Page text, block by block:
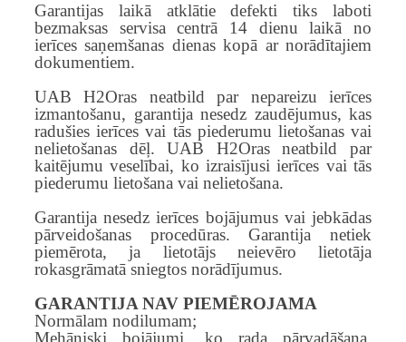
Garantijas laikā atklātie defekti tiks laboti
bezmaksas servisa centrā 14 dienu laikā no
ierīces saņemšanas dienas kopā ar norādītajiem
dokumentiem.
UAB H2Oras neatbild par nepareizu ierīces
izmantošanu, garantija nesedz zaudējumus, kas
radušies ierīces vai tās piederumu lietošanas vai
nelietošanas dēļ. UAB H2Oras neatbild par
kaitējumu veselībai, ko izraisījusi ierīces vai tās
piederumu lietošana vai nelietošana.
Garantija nesedz ierīces bojājumus vai jebkādas
pārveidošanas procedūras. Garantija netiek
piemērota, ja lietotājs neievēro lietotāja
rokasgrāmatā sniegtos norādījumus.
GARANTIJA NAV PIEMĒROJAMA
Normālam nodilumam;
Mehāniski bojājumi, ko rada pārvadāšana,